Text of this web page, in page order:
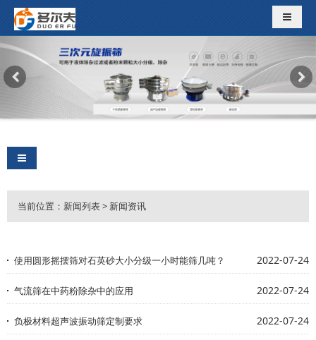
导航切
导航切换
当前位置：新闻列表> 新闻资讯
2022-07-24
使用圆形摇摆筛对石英砂大小分级一小时能筛几吨？
2022-07-24
气流筛在中药粉除杂中的应用
2022-07-24
负极材料超声波振动筛定制要求